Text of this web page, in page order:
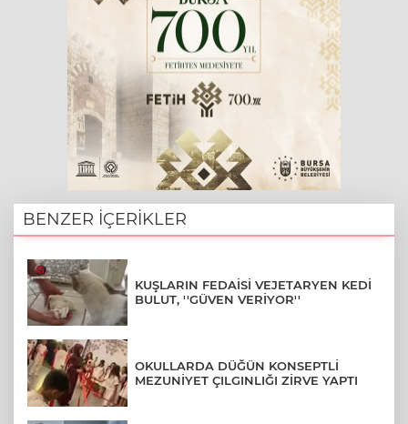
BENZER İÇERİKLER
KUŞLARIN FEDAİSİ VEJETARYEN KEDİ
BULUT, ''GÜVEN VERİYOR''
OKULLARDA DÜĞÜN KONSEPTLİ
MEZUNİYET ÇILGINLIĞI ZİRVE YAPTI